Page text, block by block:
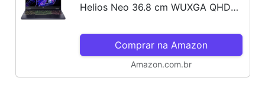
Helios Neo 36.8 cm WUXGA QHD+
4,8 Ghz), AI PC, NVIDIA GeForce
RTX 4070 8GB, 16GB DDR5...
Comprar na Amazon
Amazon.com.br